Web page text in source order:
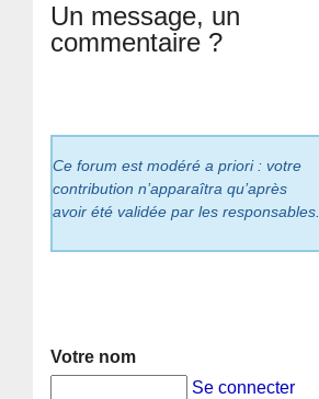
Un message, un
commentaire ?
Ce forum est modéré a priori : votre
contribution n’apparaîtra qu’après
avoir été validée par les responsables.
Votre nom
Se connecter